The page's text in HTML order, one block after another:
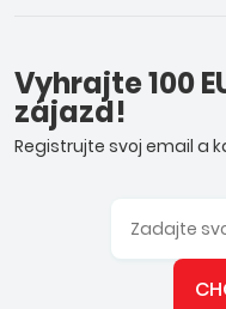
Vyhrajte 100
zájazd!
Registrujte svoj email a